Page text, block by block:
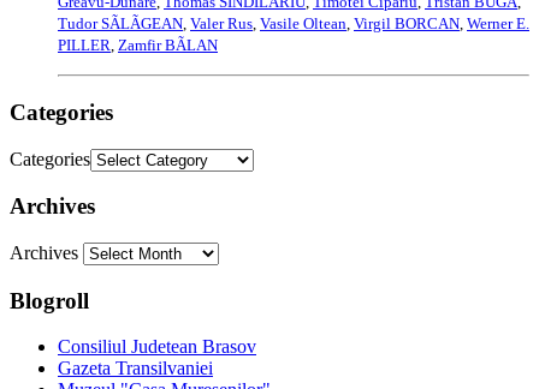
Tudor SÃLÃGEAN, Valer Rus, Vasile Oltean, Virgil BORCAN, Werner E.
PILLER, Zamfir BÃLAN
Categories
Categories
Archives
Archives
Blogroll
Consiliul Judetean Brasov
Gazeta Transilvaniei